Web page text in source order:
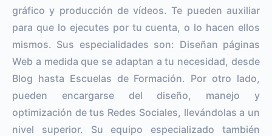
gráfico y producción de vídeos. Te pueden auxiliar
para que lo ejecutes por tu cuenta, o lo hacen ellos
mismos. Sus especialidades son: Diseñan páginas
Web a medida que se adaptan a tu necesidad, desde
Blog hasta Escuelas de Formación. Por otro lado,
pueden encargarse del diseño, manejo y
optimización de tus Redes Sociales, llevándolas a un
nivel superior. Su equipo especializado también